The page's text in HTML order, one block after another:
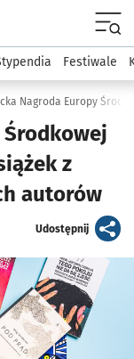
Kultura
Festiwale
z
autorów
Udostępnijartykuł